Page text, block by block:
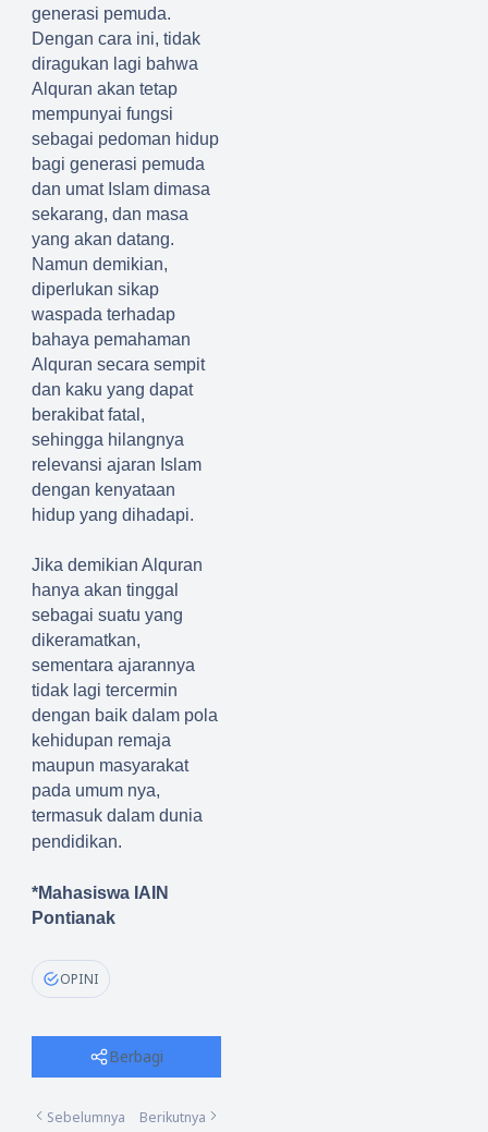
generasi pemuda.
Dengan cara ini, tidak
diragukan lagi bahwa
Al quran akan tetap
mempunyai fungsi
sebagai pedoman hidup
bagi generasi pemuda
dan umat Islam dimasa
sekarang, dan masa
yang akan datang.
Namun demikian,
diperlukan sikap
waspada terhadap
bahaya pemahaman
A quran secara sempit
dan kaku yang dapat
berakibatfatal,
sehingga hilangnya
relevansi ajaran Islam
dengan kenyataan
hidup yang dihadapi.
Jika demikian Alquran
hanya akan tinggal
sebagai suatu yang
dikeramatkan,
sementara ajarannya
tidak lagi tercermin
dengan baik dalam pola
kehidupan remaja
maupun masyarakat
pada umum nya,
termasuk dalam dunia
pendidikan.
*Mahasiswa IAIN
Pontianak
OPINI
Berbagi
Sebelumnya Berikutnya